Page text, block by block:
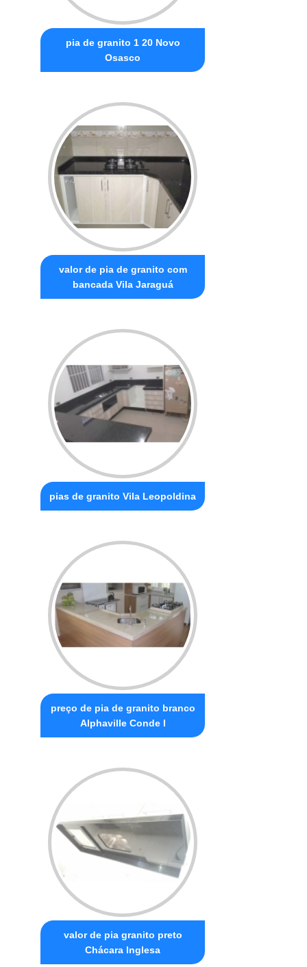
pia de granito 1 20 Novo
Osasco
valor de pia de granito com
bancada Vila Jaraguá
pias de granito Vila Leopoldina
preço de pia de granito branco
Alphaville Conde I
valor de pia granito preto
Chácara Inglesa